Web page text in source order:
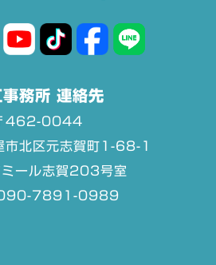
事務所 連絡先
462-0044
市北区元志賀町1-68-1
ミール志賀203号室
090-7891-0989